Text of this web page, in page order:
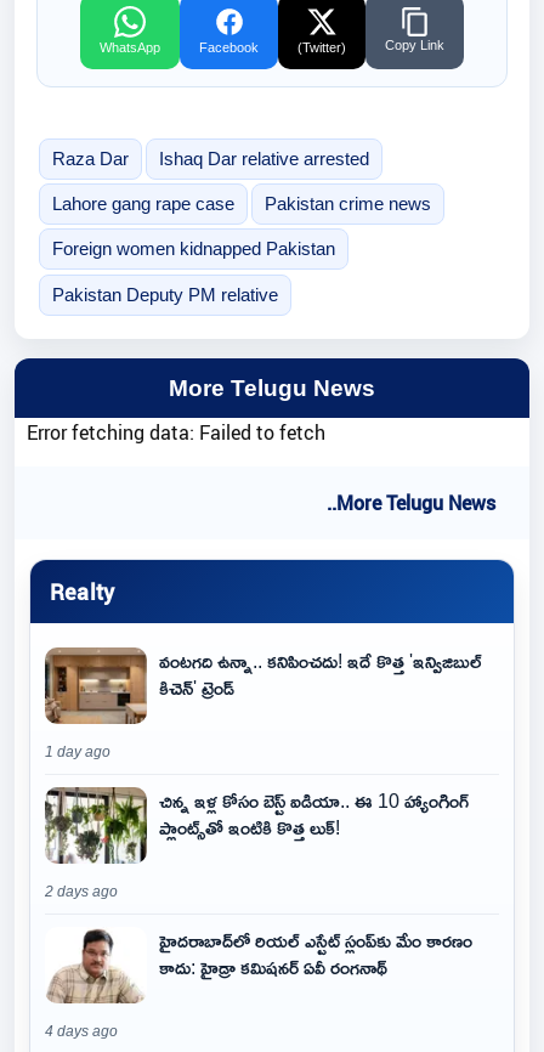
WhatsApp Facebook (Twitter) Copy Link
Raza Dar Ishaq Dar relative arrested
Lahore gang rape case Pakistan crime news
Foreign women kidnapped Pakistan
Pakistan Deputy PM relative
More Telugu News
Error fetching data: Failed to fetch
..More Telugu News
Realty
వంటగది ఉన్నా.. కనిపించదు! ఇదే కొత్త 'ఇన్విజిబుల్
కిచెన్' ట్రెండ్
1 day ago
చిన్న ఇళ్ల కోసం బెస్ట్ ఐడియా.. ఈ 10 హ్యాంగింగ్
ప్లాంట్స్‌తో ఇంటికి కొత్త లుక్!
2 days ago
హైదరాబాద్‌లో రియల్ ఎస్టేట్ స్లంప్‌కు మేం కారణం
కాదు: హైడ్రా కమిషనర్ ఏవీ రంగనాథ్
4 days ago